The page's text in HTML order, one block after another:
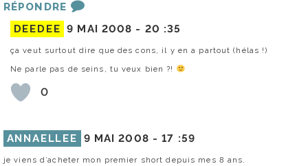
RÉPONDRE
DEEDEE 9 MAI 2008 - 20 :35
ça veut surtout dire que des cons, il y en a partout (hélas !)
Ne parle pas de seins, tu veux bien ?!
0
ANNAELLEE 9 MAI 2008 -17 :59
je viens d’acheter mon premier short depuis mes 8 ans.